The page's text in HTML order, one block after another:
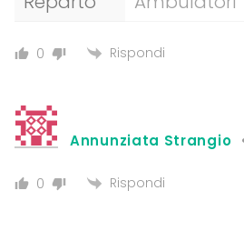
0 Rispondi
Annunziata Strangio
0 Rispondi